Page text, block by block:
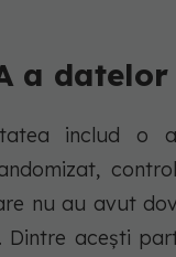
a
includ o
nu au avut
acești